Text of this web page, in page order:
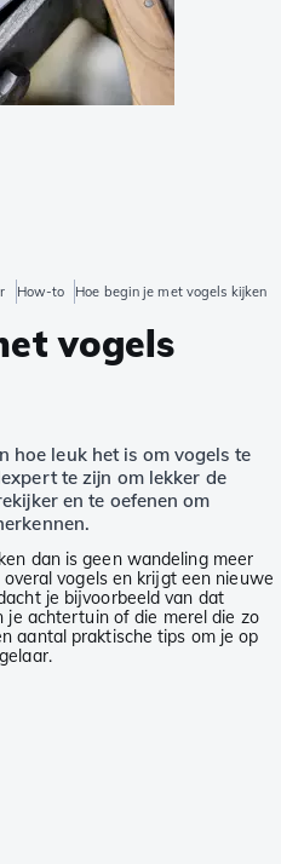
How-to Hoe begin je met vogels kijken
vogels
hoe leuk het is om vogels te
te zijn om lekker de
en te oefenen om
dan is geen wandeling meer
vogels en krijgt een nieuwe
je bijvoorbeeld van dat
achtertuin of die merel die zo
aantal praktische tips om je op